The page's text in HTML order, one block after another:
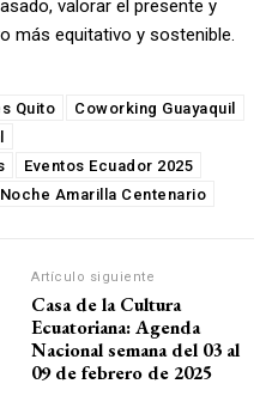
valorar el presente y
más equitativo y sostenible.
Quito
Coworking Guayaquil
Eventos Ecuador 2025
Noche Amarilla Centenario
Artículo siguiente
Casa de la Cultura
Ecuatoriana: Agenda
Nacional semana del 03 al
09 de febrero de 2025